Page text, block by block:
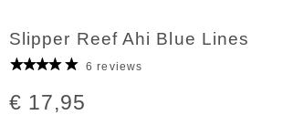
Slipper Reef Ahi Blue Lines
6 reviews
€ 17,95